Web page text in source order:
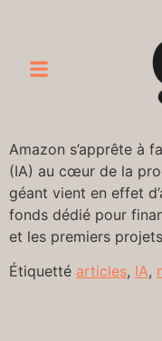
Amazon s’apprête à
(IA) au cœur de la
géant vient en effet
fonds dédié pour
et les premiers
Étiquetté articles, IA,